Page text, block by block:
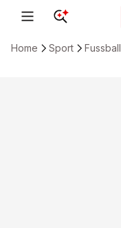
Home Sport Fussball